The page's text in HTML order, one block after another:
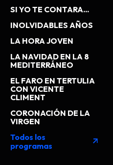
SI YO TE CONTARA...
INOLVIDABLES AÑOS
LA HORA JOVEN
LA NAVIDAD EN LA 8
MEDITERRÁNEO
EL FARO EN TERTULIA
CON VICENTE
CLIMENT
CORONACIÓN DE LA
VIRGEN
Todos los
programas
arrow_outward